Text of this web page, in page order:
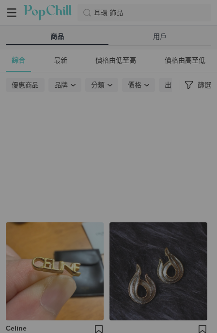
耳環 飾品
商品 用戶
綜合 最新 價格由低至高 價格由高至低
優惠商品 品牌 分類 價格 出貨地點 篩選
Celine